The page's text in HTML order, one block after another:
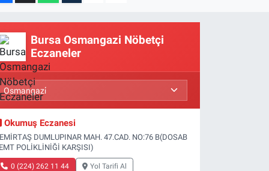
Bursa Osmangazi Nöbetçi
Eczaneler
Okumuş Eczanesi
DUMLUPINAR MAH. 47.CAD. NO:76 B(DOSAB
POLİKLİNİĞİ KARŞISI)
0 (224) 262 11 44 Yol Tarifi Al